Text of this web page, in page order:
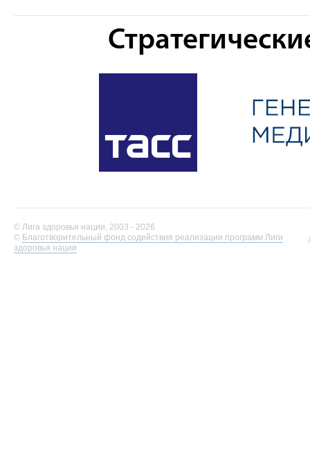
© Лига здоровья нации, 2003 - 2026
© Благотворительный фонд содействия реализации программ Лиги
здоровья нации